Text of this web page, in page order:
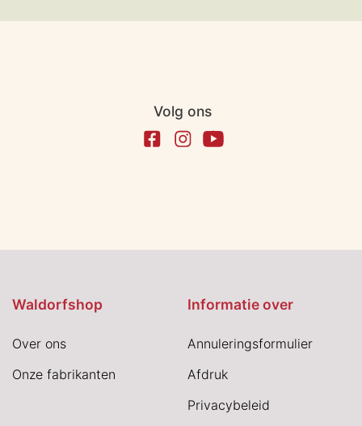
Volg ons
Waldorfshop
Over ons
Onze fabrikanten
Informatie over
Annuleringsformulier
Afdruk
Privacybeleid